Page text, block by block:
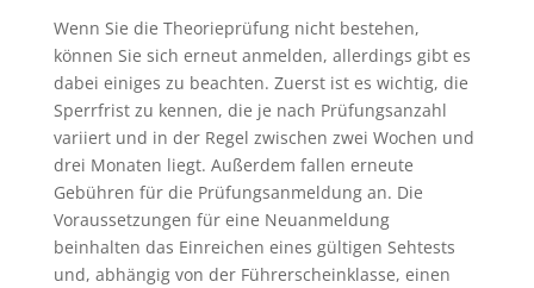
Wenn Sie die Theorieprüfung nicht bestehen,
können Sie sich erneut anmelden, allerdings gibt es
dabei einiges zu beachten. Zuerst ist es wichtig, die
Sperrfrist zu kennen, die je nach Prüfungsanzahl
variiert und in der Regel zwischen zwei Wochen und
drei Monaten liegt. Außerdem fallen erneute
Gebühren für die Prüfungsanmeldung an. Die
Voraussetzungen für eine Neuanmeldung
beinhalten das Einreichen eines gültigen Sehtests
und, abhängig von der Führerscheinklasse, einen